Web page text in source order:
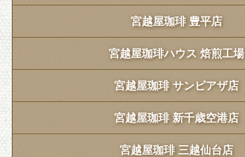
宮越屋珈琲 豊平店
宮越屋珈琲ハウス 焙煎工場
宮越屋珈琲 サンピアザ店
宮越屋珈琲 新千歳空港店
宮越屋珈琲 三越仙台店